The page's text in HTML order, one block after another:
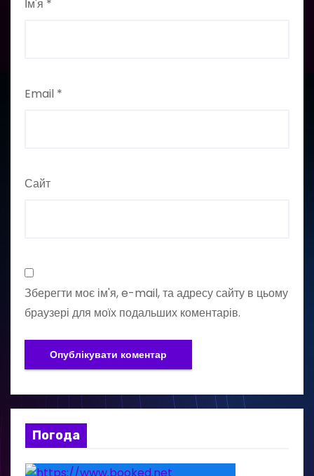
Ім'я *
Email *
Сайт
Зберегти моє ім'я, e-mail, та адресу сайту в цьому
браузері для моїх подальших коментарів.
Погода